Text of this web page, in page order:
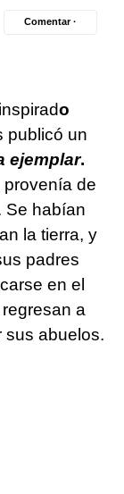
Comentar ·
o
publicó un
ejemplar.
provenía de
Se habían
la tierra, y
padres
en el
a
sus abuelos.